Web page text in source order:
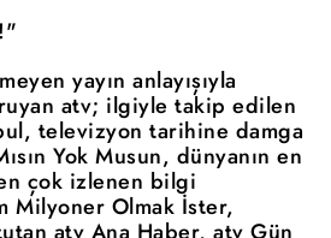
yayın anlayışıyla
atv; ilgiyle takip edilen
televizyon tarihine damga
Yok Musun, dünyanın en
çok izlenen bilgi
Milyoner Olmak İster,